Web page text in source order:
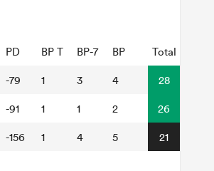
PD BP T BP-7 BP Total
-79 1 3 4 28
-91 1 1 2 26
-156 1 4 5 21